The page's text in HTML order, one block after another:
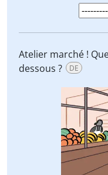
Atelier marché !
dessous ?
DE